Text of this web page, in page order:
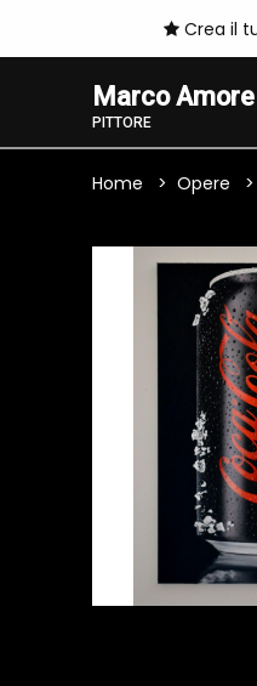
Crea il
Marco Amore
PITTORE
Home Opere